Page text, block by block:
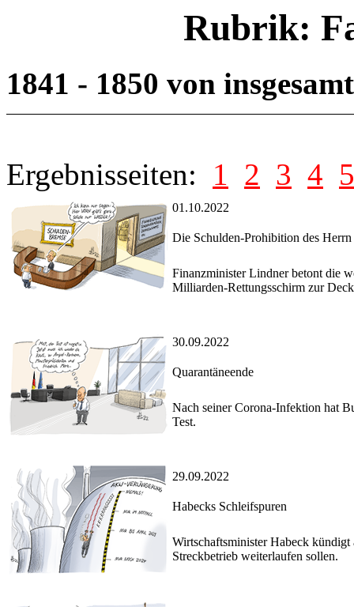
Rubrik:
1841 - 1850 von
Ergebnisseiten: 1 2 3 4 5
01.10.2022
Die Schulden-Prohibition des
Finanzminister Lindner betont die
Milliarden-Rettungsschirm zur
30.09.2022
Quarantäneende
Nach seiner Corona-Infektion hat
Test.
29.09.2022
Habecks Schleifspuren
Wirtschaftsminister Habeck
Streckbetrieb weiterlaufen sollen.